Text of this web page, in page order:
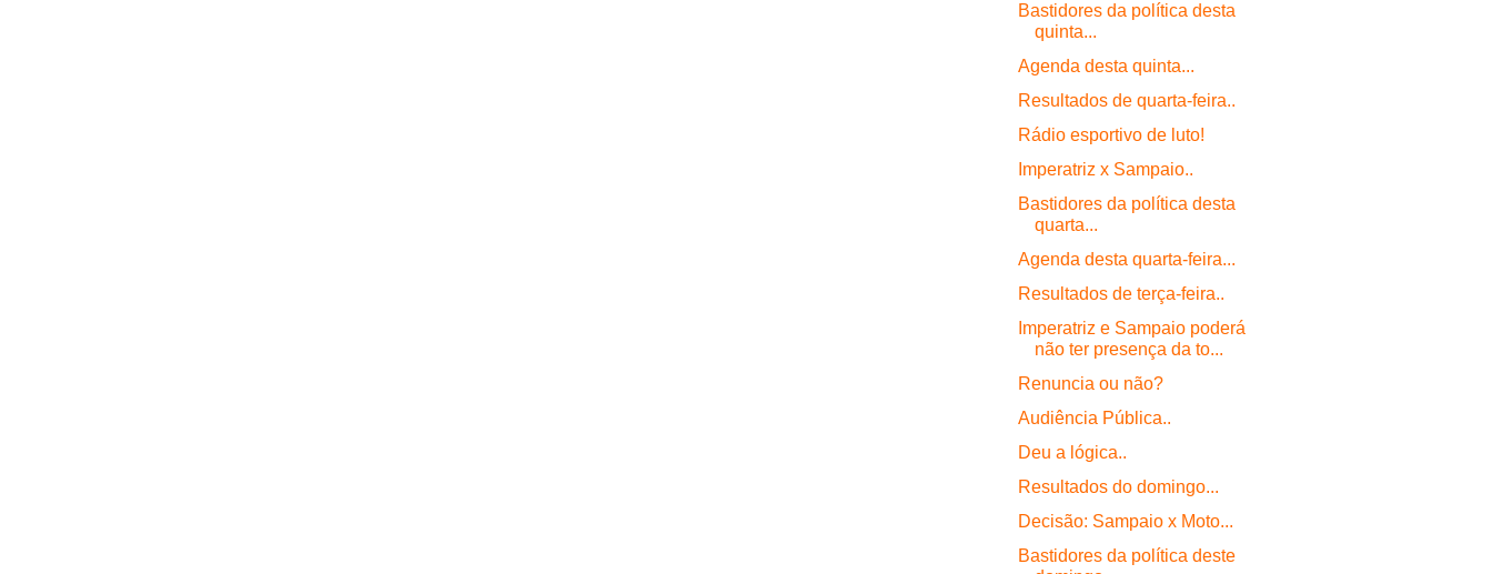
Bastidores da política desta
quinta...
Agenda desta quinta...
Resultados de quarta-feira..
Rádio esportivo de luto!
Imperatriz x Sampaio..
Bastidores da política desta
quarta...
Agenda desta quarta-feira...
Resultados de terça-feira..
Imperatriz e Sampaio poderá
não ter presença da to...
Renuncia ou não?
Audiência Pública..
Deu a lógica..
Resultados do domingo...
Decisão: Sampaio x Moto...
Bastidores da política deste